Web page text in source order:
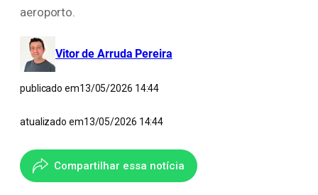
aeroporto.
Vitor de Arruda Pereira
publicado em13/05/2026 14:44
atualizado em13/05/2026 14:44
Compartilhar essa notícia